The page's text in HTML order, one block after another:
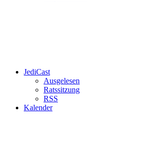
JediCast
Ausgelesen
Ratssitzung
RSS
Kalender